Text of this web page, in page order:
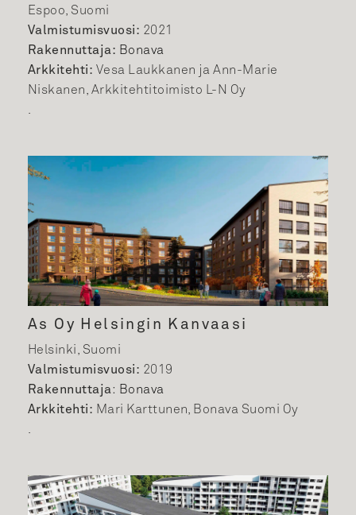
Espoo, Suomi
Valmistumisvuosi: 2021
Rakennuttaja: Bonava
Arkkitehti: Vesa Laukkanen ja Ann-Marie
Niskanen, Arkkitehtitoimisto L-N Oy
As Oy Helsingin Kanvaasi
Helsinki, Suomi
Valmistumisvuosi: 2019
Rakennuttaja: Bonava
Arkkitehti: Mari Karttunen, Bonava Suomi Oy